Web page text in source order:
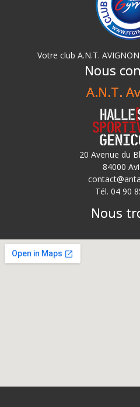
Votre club A.N.T.
Nous
A.N.T.
20 Avenue du
84000
Tél. 04 90
Nous